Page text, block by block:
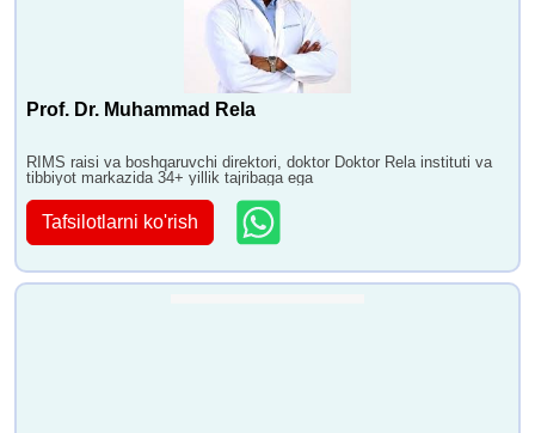
Prof. Dr. Muhammad Rela
RIMS raisi va boshqaruvchi direktori, doktor Doktor Rela instituti va
tibbiyot markazida 34+ yillik tajribaga ega
Tafsilotlarni ko'rish